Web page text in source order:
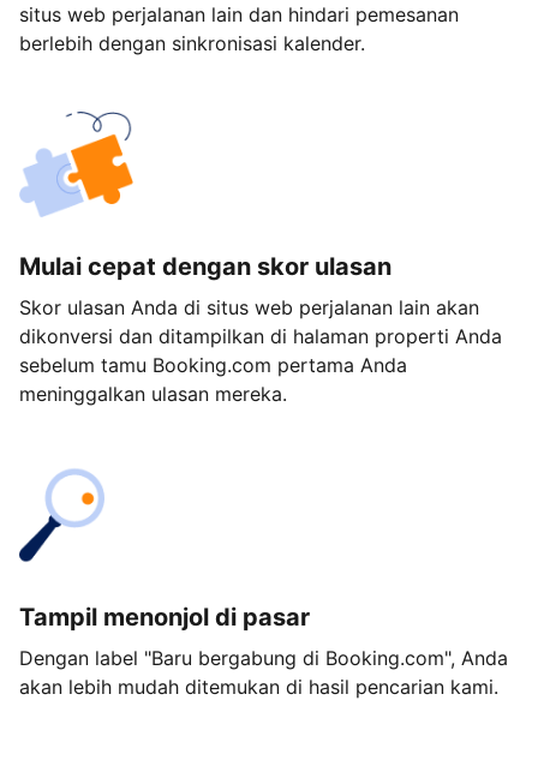
situs web perjalanan lain dan hindari pemesanan
berlebih dengan sinkronisasi kalender.
Mulai cepat dengan skor ulasan
Skor ulasan Anda di situs web perjalanan lain akan
dikonversi dan ditampilkan di halaman properti Anda
sebelum tamu Booking.com pertama Anda
meninggalkan ulasan mereka.
Tampil menonjol di pasar
Dengan label "Baru bergabung di Booking.com", Anda
akan lebih mudah ditemukan di hasil pencarian kami.